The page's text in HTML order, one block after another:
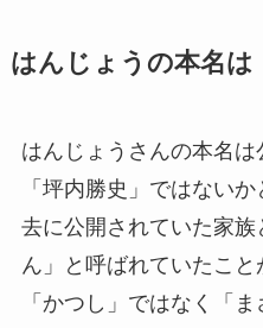
はんじょうの本名は
はんじょうさんの本名は
「坪内勝史」ではない
去に公開されていた家族
ん」と呼ばれていたこと
「かつし」ではなく「